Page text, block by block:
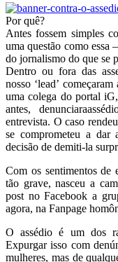
Por quê?
Antes fossem simples
uma questão como essa
do jornalismo do que se
Dentro ou fora das
nosso ‘lead’
uma colega do portal
antes,
entrevista. O caso
se comprometeu a dar
decisão de demiti-la
Com os sentimentos de
tão grave, nasceu a
post no Facebook a
agora, na Fanpage
O assédio é um dos
Expurgar isso com
mulheres, mas de